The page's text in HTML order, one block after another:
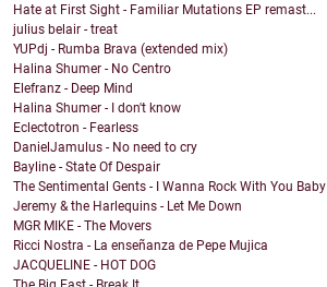
Hate at First Sight - Familiar Mutations EP remast...
julius belair - treat
YUPdj - Rumba Brava (extended mix)
Halina Shumer - No Centro
Elefranz - Deep Mind
Halina Shumer - I don't know
Eclectotron - Fearless
DanielJamulus - No need to cry
Bayline - State Of Despair
The Sentimental Gents - I Wanna Rock With You Baby
Jeremy & the Harlequins - Let Me Down
MGR MIKE - The Movers
Ricci Nostra - La enseñanza de Pepe Mujica
JACQUELINE - HOT DOG